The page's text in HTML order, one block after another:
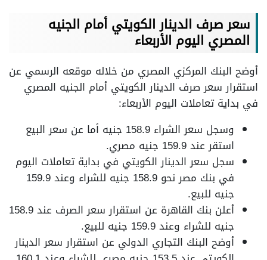
سعر صرف الدينار الكويتي أمام الجنيه
المصري اليوم الأربعاء
أوضح البنك المركزي المصري من خلاله موقعه الرسمي عن
استقرار سعر صرف الدينار الكويتي أمام الجنيه المصري
في بداية تعاملات اليوم الأربعاء:
وسجل سعر الشراء 158.9 جنيه أما عن سعر البيع
استقر عند 159.9 جنيه مصري.
سجل سعر الدينار الكويتي في بداية تعاملات اليوم
في بنك مصر نحو 158.9 جنيه للشراء وعند 159.9
جنيه للبيع.
أعلن بنك القاهرة عن استقرار سعر الصرف عند 158.9
جنيه للشراء وعند 159.9 جنيه للبيع.
أوضح البنك التجاري الدولي عن استقرار سعر الدينار